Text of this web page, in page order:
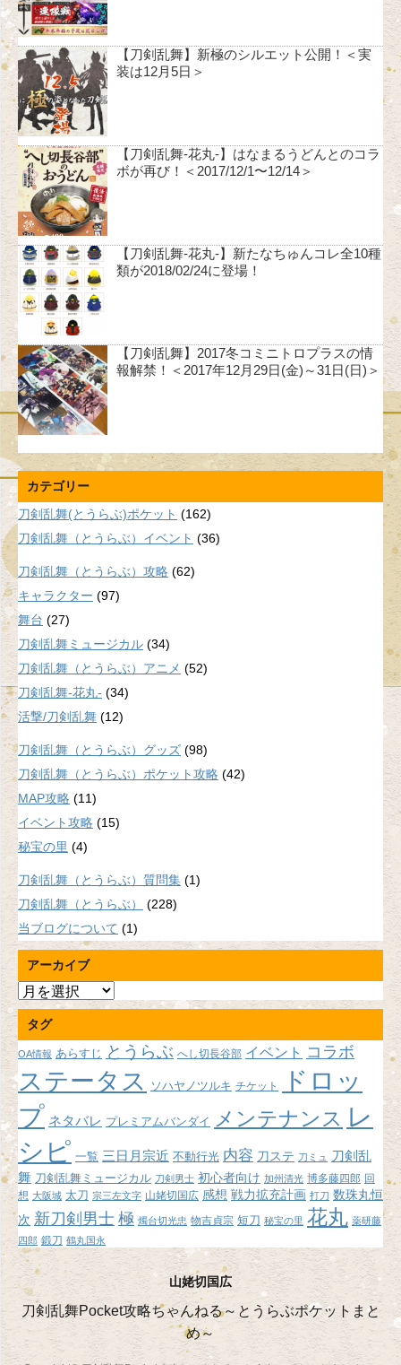
【刀剣乱舞】新極のシルエット公開！＜実
装は12月5日＞
【刀剣乱舞-花丸-】はなまるうどんとのコラ
ボが再び！＜2017/12/1〜12/14＞
【刀剣乱舞-花丸-】新たなちゅんコレ全10種
類が2018/02/24に登場！
【刀剣乱舞】2017冬コミニトロプラスの情
報解禁！＜2017年12月29日(金)～31日(日)＞
カテゴリー
刀剣乱舞(とうらぶ)ポケット (162)
刀剣乱舞（とうらぶ）イベント (36)
刀剣乱舞（とうらぶ）攻略 (62)
キャラクター (97)
舞台 (27)
刀剣乱舞ミュージカル (34)
刀剣乱舞（とうらぶ）アニメ (52)
刀剣乱舞-花丸- (34)
活撃/刀剣乱舞 (12)
刀剣乱舞（とうらぶ）グッズ (98)
刀剣乱舞（とうらぶ）ポケット攻略 (42)
MAP攻略 (11)
イベント攻略 (15)
秘宝の里 (4)
刀剣乱舞（とうらぶ）質問集 (1)
刀剣乱舞（とうらぶ）
(228)
当ブログについて (1)
アーカイブ
ア
ー
カ
イ
ブ
タグ
OA情報 あらすじ とうらぶ へし切長谷部 イベント コラボ
ステータス ソハヤノツルキ チケット
ドロッ
プ ネタバレ プレミアムバンダイ メンテナンス レ
シピ 一覧 三日月宗近 不動行光 内容 刀ステ 刀ミュ
刀剣乱
舞 刀剣乱舞ミュージカル 刀剣男士 初心者向け 加州清光 博多藤四郎 回
想 大阪城 太刀 宗三左文字 山姥切国広 感想 戦力拡充計画 打刀 数珠丸恒
次 新刀剣男士 極 燭台切光忠 物吉貞宗 短刀 秘宝の里 花丸 薬研藤
四郎 鍛刀 鶴丸国永
山姥切国広
刀剣乱舞Pocket攻略ちゃんねる～とうらぶポケットまと
め～